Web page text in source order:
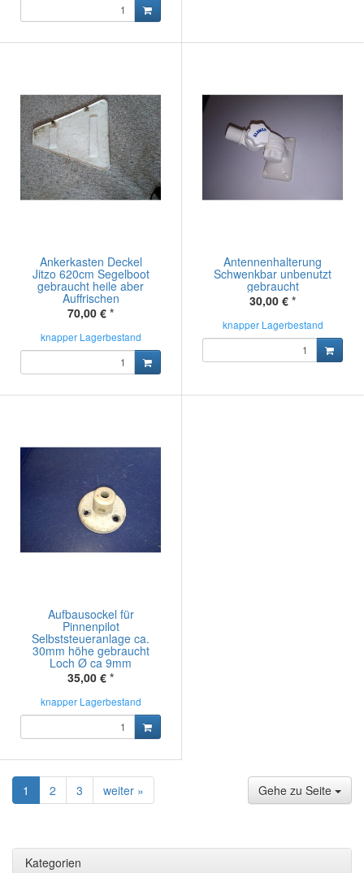
Ankerkasten Deckel
Jitzo 620cm Segelboot
gebraucht heile aber
Auffrischen
70,00 € *
knapper Lagerbestand
Antennenhalterung
Schwenkbar unbenutzt
gebraucht
30,00 € *
knapper Lagerbestand
Aufbausockel für
Pinnenpilot
Selbststeueranlage ca.
30mm höhe gebraucht
Loch Ø ca 9mm
35,00 € *
knapper Lagerbestand
1 2 3 weiter » Gehe zu Seite
Kategorien